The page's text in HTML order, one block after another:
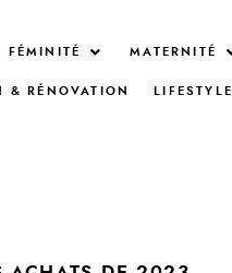
FÉMINITÉ MATERNITÉ
& RÉNOVATION LIFESTYLE